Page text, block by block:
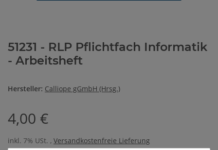
51231 - RLP Pflichtfach Informatik
- Arbeitsheft
Hersteller: Calliope gGmbH (Hrsg.)
4,00 €
inkl. 7% USt. , Versandkostenfreie Lieferung